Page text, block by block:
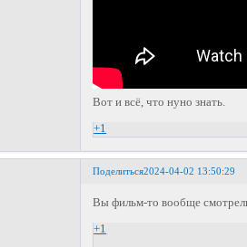
Вот и всё, что нуно знать.
+1
Поделиться2024-04-02 13:50:29
Вы фильм-то вообще
+1